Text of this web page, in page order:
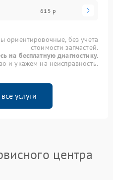
615 р
ориентировочные, без учета
стоимости запчастей.
на бесплатную диагностику.
и укажем на неисправность.
услуги
центра